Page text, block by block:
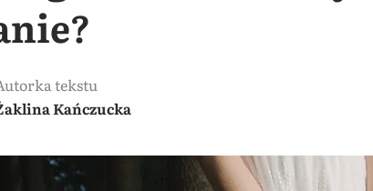
tekstu
Kańczucka